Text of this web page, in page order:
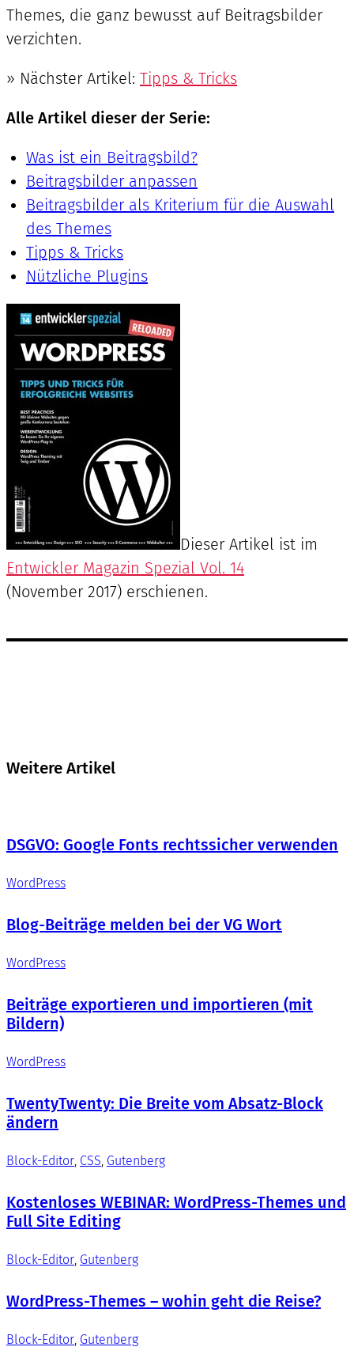
Themes, die ganz bewusst auf Beitragsbilder
verzichten.
» Nächster Artikel: Tipps & Tricks
Alle Artikel dieser der Serie:
Was ist ein Beitragsbild?
Beitragsbilder anpassen
Beitragsbilder als Kriterium für die Auswahl
des Themes
Tipps & Tricks
Nützliche Plugins
Dieser Artikel ist im
Entwickler Magazin Spezial Vol. 14
(November 2017) erschienen.
Weitere Artikel
DSGVO: Google Fonts rechtssicher verwenden
WordPress
Blog-Beiträge melden bei der VG Wort
WordPress
Beiträge exportieren und importieren (mit
Bildern)
WordPress
TwentyTwenty: Die Breite vom Absatz-Block
ändern
Block-Editor CSS Gutenberg
Kostenloses WEBINAR: WordPress-Themes und
Full Site Editing
Block-Editor Gutenberg
WordPress-Themes – wohin geht die Reise?
Block-Editor Gutenberg